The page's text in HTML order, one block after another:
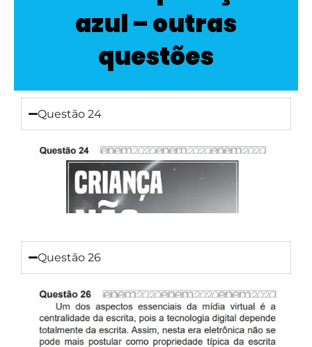
azul – outras
questões
Questão 24
Questão 26